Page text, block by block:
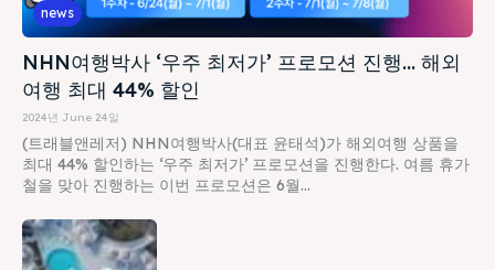
news
NHN여행박사 ‘우주 최저가’ 프로모션 진행… 해외
여행 최대 44% 할인
2024년 June 24일
(트래블앤레저) NHN여행박사(대표 윤태석)가 해외여행 상품을
최대 44% 할인하는 ‘우주 최저가’ 프로모션을 진행한다. 여름 휴가
철을 맞아 진행하는 이번 프로모션은 6월...